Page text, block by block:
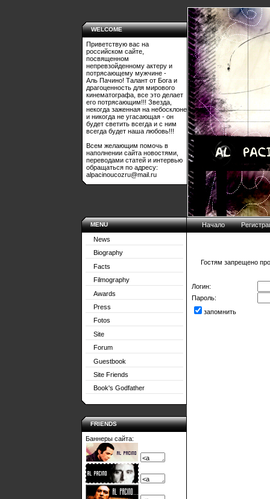
WELCOME
Приветствую вас на
российском сайте,
посвященном
непревзойденному актеру и
потрясающему мужчине -
Аль Пачино! Талант от Бога и
драгоценность для мирового
кинематографа, все это делает
его потрясающим!!! Звезда,
некогда заженная на небосклоне
и никогда не угасающая - он
будет светить всегда и с ним
всегда будет наша любовь!!!
Всем желающим помочь в
наполнении сайта новостями,
переводами статей и интервью
обращаться по адресу:
alpacinoucozru@mail.ru
MENU
News
Biography
Facts
Filmography
Awards
Press
Fotos
Site
Forum
Guestbook
Site Friends
Book's Godfather
FRIENDS
Баннеры сайта:
Начало
Гостям запрещено
Логин:
Пароль:
запомнить